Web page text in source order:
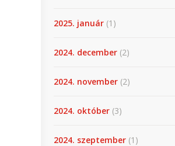
2025. január (1)
2024. december (2)
2024. november (2)
2024. október (3)
2024. szeptember (1)